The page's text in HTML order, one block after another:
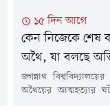
১৫ দিন আগে
কেন নিজেকে শেষ
অথৈ, যা বলছে
জগন্নাথ
অথৈয়ের আত্মহত্যার